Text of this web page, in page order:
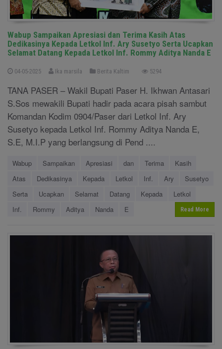
Wabup Sampaikan Apresiasi dan Terima Kasih Atas
Dedikasinya Kepada Letkol Inf. Ary Susetyo Serta Ucapkan
Selamat Datang Kepada Letkol Inf. Rommy Aditya Nanda E
04-05-2025 Ika marsila Berita Kaltim 5294
TANA PASER – Wakil Bupati Paser H. Ikhwan Antasari
S.Sos mewakili Bupati hadir pada acara pisah sambut
Komandan Kodim 0904/Paser dari Letkol Inf. Ary
Susetyo kepada Letkol Inf. Rommy Aditya Nanda E,
S.E, M.I.P yang berlangsung di Pend ....
Wabup Sampaikan Apresiasi dan Terima
Kasih
Atas
Dedikasinya Kepada Letkol Inf. Ary
Susetyo
Serta
Ucapkan Selamat Datang Kepada
Letkol
Inf.
Rommy Aditya Nanda E Read More